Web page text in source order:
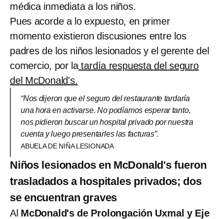
médica inmediata a los niños.
Pues acorde a lo expuesto, en primer
momento existieron discusiones entre los
padres de los niños lesionados y el gerente del
comercio, por la tardía respuesta del seguro
del McDonald's.
“Nos dijeron que el seguro del restaurante tardaría
una hora en activarse. No podíamos esperar tanto,
nos pidieron buscar un hospital privado por nuestra
cuenta y luego presentarles las facturas”.
ABUELA DE NIÑA LESIONADA
Niños lesionados en McDonald's fueron
trasladados a hospitales privados; dos
se encuentran graves
Al McDonald's de Prolongación Uxmal y Eje